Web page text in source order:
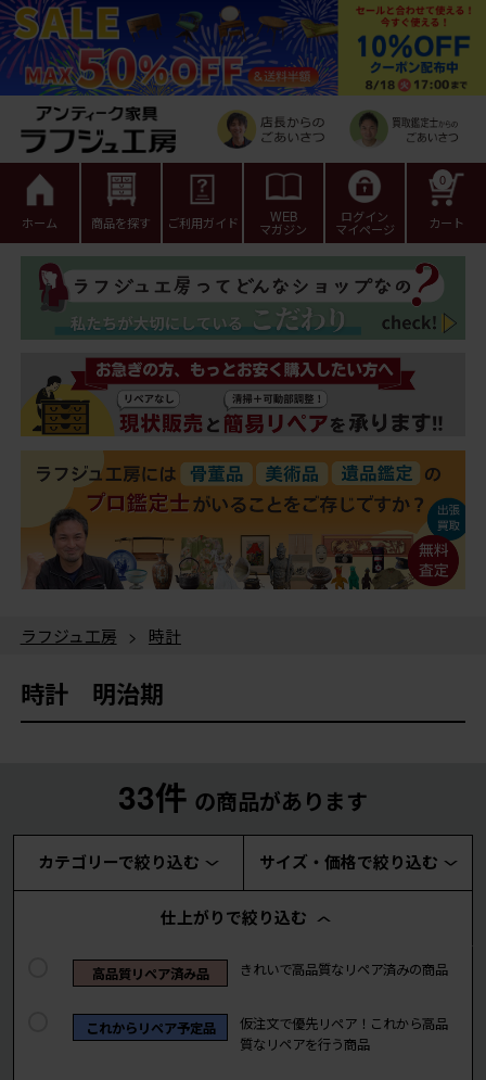
ホーム 商品を探す ご利用ガイド WEB
マガジン
ログイン
マイページ カート
0
ラフジュ工房 > 時計
時計 明治期
33件 の商品があります
カテゴリーで絞り込む サイズ・価格で絞り込む
仕上がりで絞り込む
高品質リペア済み品 きれいで高品質なリペア済みの商品
これからリペア予定品
仮注文で優先リペア！これから高品
質なリペアを行う商品